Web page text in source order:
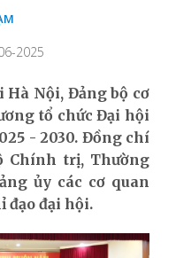
2025
Hà Nội, Đảng bộ cơ
tổ chức Đại hội
- 2030. Đồng chí
Chính trị, Thường
ủy các cơ quan
đạo đại hội.